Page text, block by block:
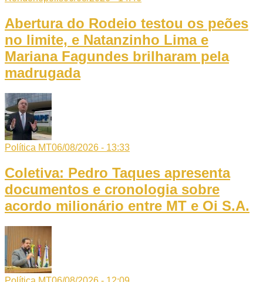
Abertura do Rodeio testou os peões
no limite, e Natanzinho Lima e
Mariana Fagundes brilharam pela
madrugada
Política MT06/08/2026 - 13:33
Coletiva: Pedro Taques apresenta
documentos e cronologia sobre
acordo milionário entre MT e Oi S.A.